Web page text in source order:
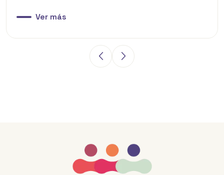
Ver más